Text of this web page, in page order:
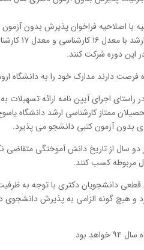
آموختگان و
این دوره شرکت کنند.
راستای اجرای آیین نامه ارائه
ممتاز کارشناسی ارشد دانشگاه
مربوطه کسب کنند.
دانشجویان دکتری با توجه به
هیچ گونه الزامی به پذیرش دانشجوی
بود.